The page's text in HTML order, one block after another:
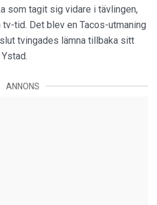
som tagit sig vidare i tävlingen,
tid. Det blev en Tacos-utmaning
tvingades lämna tillbaka sitt
ANNONS